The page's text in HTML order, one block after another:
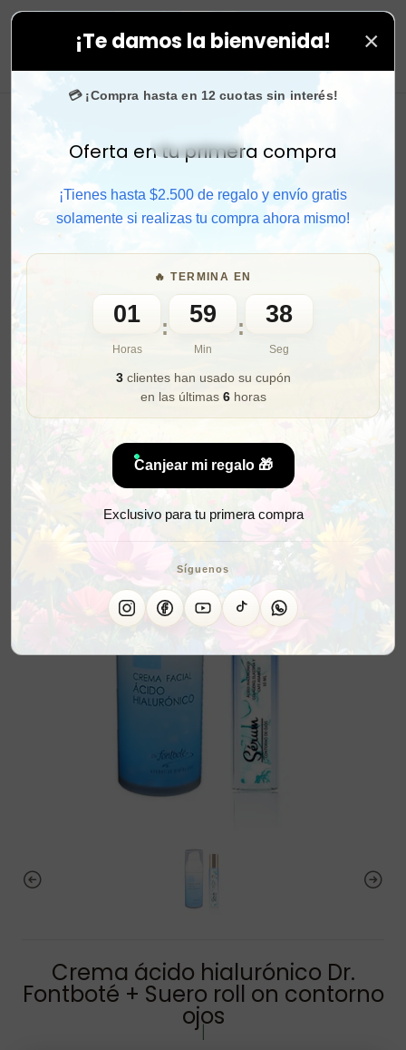
¡Te damos la bienvenida! ×
💳 ¡Compra hasta en 12 cuotas sin interés!
Activar sonido
Oferta en tu primera compra
¡Tienes hasta $2.500 de regalo y envío gratis
solamente si realizas tu compra ahora mismo!
🔥 TERMINA EN
01
Horas
: 59
Min
: 36
Seg
3clientes han usado su cupón
en las últimas 6horas
Canjear mi regalo 🎁
Exclusivo para tu primera compra
Síguenos
todas tus compras. ⚡ Compra rápido y aprovecha.
Crema ácido hialurónico Dr.
Fontboté + Suero roll on contorno
ojos